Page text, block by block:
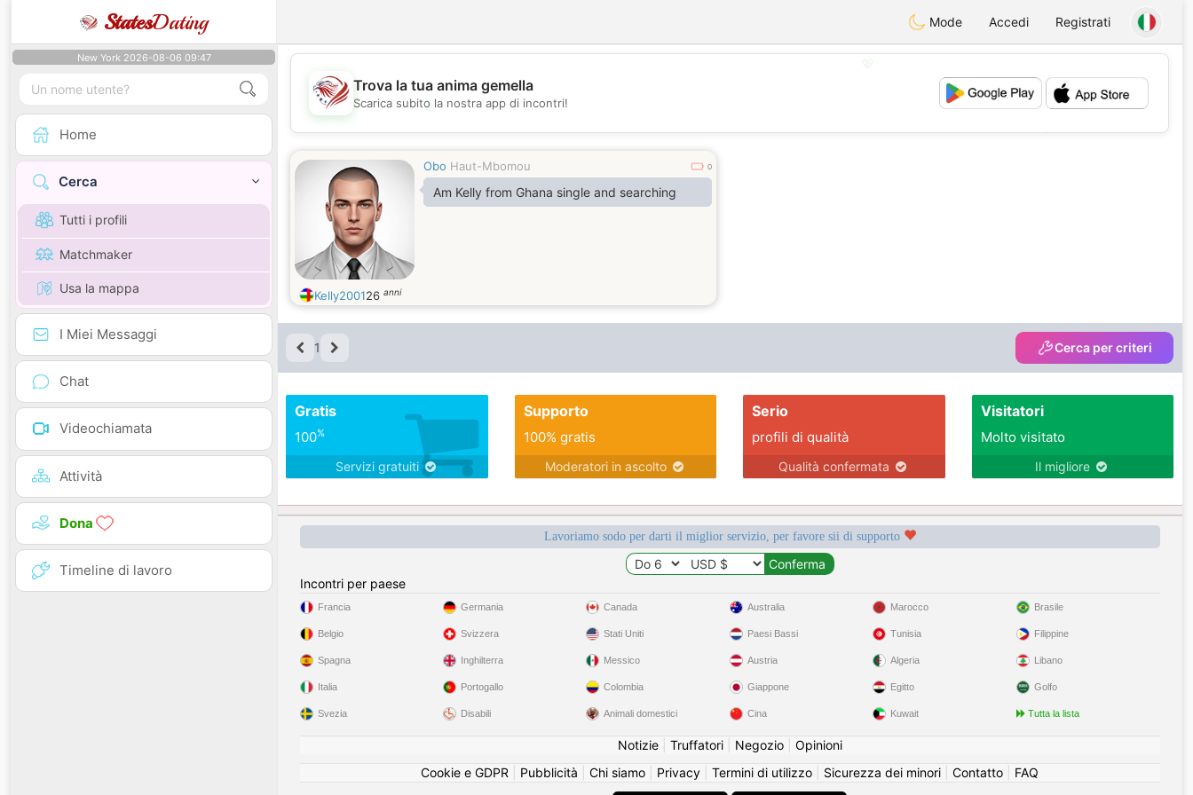
StatesDating Mode Accedi Registrati
New York 2026-08-06 09:47
Home
Cerca
Tutti i profili
Matchmaker
Usa la mappa
I Miei Messaggi
Chat
Videochiamata
Attività
Dona
Timeline di lavoro
💖
💕
Trova la tua anima gemella
Scarica subito la nostra app di incontri!
Obo Haut-Mbomou 0
Am Kelly from Ghana single and searching
Kelly200126 anni
1 Cerca per criteri
Gratis
100%
Servizi gratuiti
Supporto
100% gratis
Moderatori in ascolto
Serio
profili di qualità
Qualità confermata
Visitatori
Molto visitato
Il migliore
Lavoriamo sodo per darti il miglior servizio, per favore sii di supporto
Incontri per paese
Francia
Belgio
Spagna
Italia
Svezia
Germania
Svizzera
Inghilterra
Portogallo
Disabili
Canada
Stati Uniti
Messico
Colombia
Animali domestici
Australia
Paesi Bassi
Austria
Giappone
Cina
Marocco
Tunisia
Algeria
Egitto
Kuwait
Brasile
Filippine
Libano
Golfo
Tutta la lista
Notizie| Truffatori| Negozio| Opinioni
Cookie e GDPR
Pubblicità Chi siamo Privacy Termini di utilizzo Sicurezza dei minori Contatto FAQ